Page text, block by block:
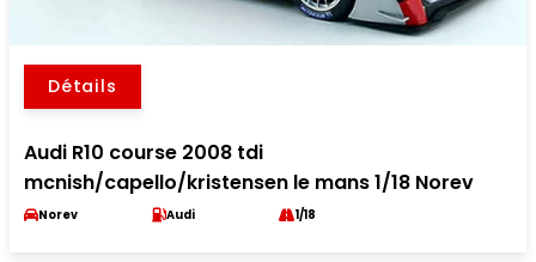
Détails
Audi R10 course 2008 tdi
mcnish/capello/kristensen le mans 1/18 Norev
Norev Audi 1/18